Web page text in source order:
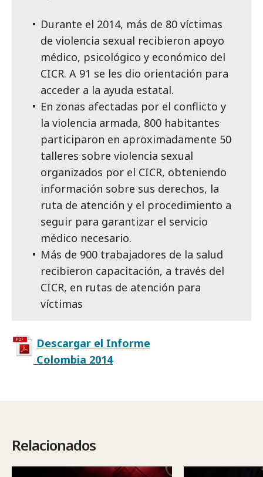
Durante el 2014, más de 80 víctimas
de violencia sexual recibieron apoyo
médico, psicológico y económico del
CICR. A 91 se les dio orientación para
acceder a la ayuda estatal.
En zonas afectadas por el conflicto y
la violencia armada, 800 habitantes
participaron en aproximadamente 50
talleres sobre violencia sexual
organizados por el CICR, obteniendo
información sobre sus derechos, la
ruta de atención y el procedimiento a
seguir para garantizar el servicio
médico necesario.
Más de 900 trabajadores de la salud
recibieron capacitación, a través del
CICR, en rutas de atención para
víctimas
Descargar el Informe
Colombia 2014
Relacionados